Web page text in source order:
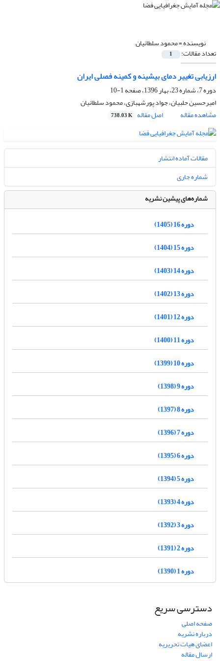
نویسنده =محمود سلطانیان
تعداد مقالات: 1
ارزیابی تغییر دمای بیشینه و کمینه فصلی ایران
دوره 7، شماره 23، بهار 1396، صفحه
1-10
امیرحسین حلبیان، جواد پورشهبازی، محمود سلطانیان
مشاهده مقاله
اصل مقاله 738.03 K
مقالات آماده انتشار
شماره جاری
شماره‌های پیشین نشریه
دوره 16 (1405)
دوره 15 (1404)
دوره 14 (1403)
دوره 13 (1402)
دوره 12 (1401)
دوره 11 (1400)
دوره 10 (1399)
دوره 9 (1398)
دوره 8 (1397)
دوره 7 (1396)
دوره 6 (1395)
دوره 5 (1394)
دوره 4 (1393)
دوره 3 (1392)
دوره 2 (1391)
دوره 1 (1390)
دسترسی سریع
صفحه اصلی
درباره نشریه
اعضای هیات تحریریه
ارسال مقاله